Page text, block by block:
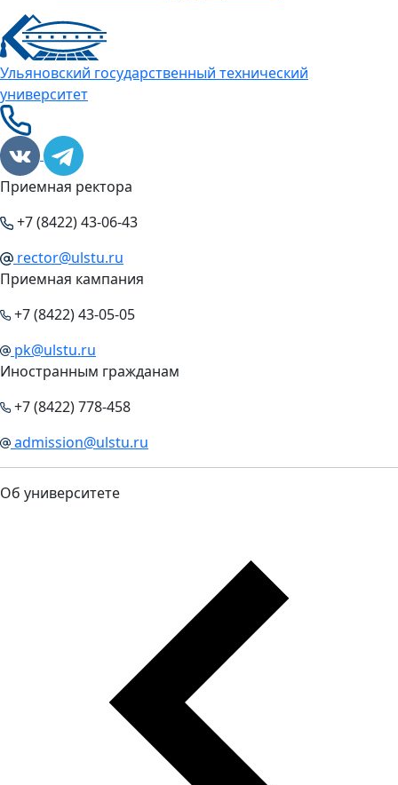
Ульяновский государственный технический
университет
Приемная ректора
+7 (8422) 43-06-43
rector@ulstu.ru
Приемная кампания
+7 (8422) 43-05-05
pk@ulstu.ru
Иностранным гражданам
+7 (8422) 778-458
admission@ulstu.ru
Об университете